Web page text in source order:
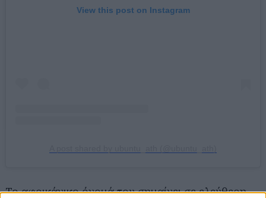
View this post on Instagram
Το αφρικάνικο όνομά του σημαίνει σε ελεύθερη